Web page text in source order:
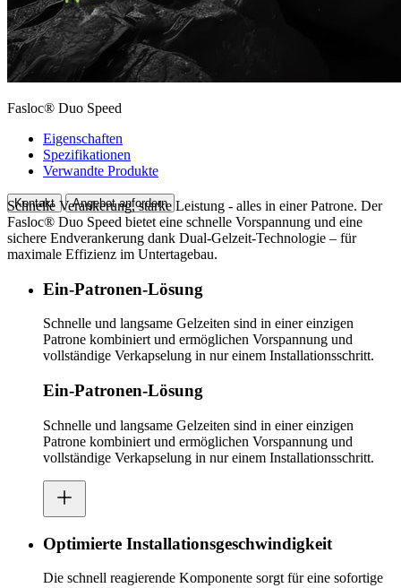
Fasloc® Duo Speed
Eigenschaften
Spezifikationen
Verwandte Produkte
Kontakt Angebot anfordern
Schnelle Verankerung, starke Leistung - alles in einer Patrone. Der
Fasloc® Duo Speed bietet eine schnelle Vorspannung und eine
sichere Endverankerung dank Dual-Gelzeit-Technologie – für
maximale Effizienz im Untertagebau.
Ein-Patronen-Lösung
Schnelle und langsame Gelzeiten sind in einer einzigen
Patrone kombiniert und ermöglichen Vorspannung und
vollständige Verkapselung in nur einem Installationsschritt.
Ein-Patronen-Lösung
Schnelle und langsame Gelzeiten sind in einer einzigen
Patrone kombiniert und ermöglichen Vorspannung und
vollständige Verkapselung in nur einem Installationsschritt.
Optimierte Installationsgeschwindigkeit
Die schnell reagierende Komponente sorgt für eine sofortige